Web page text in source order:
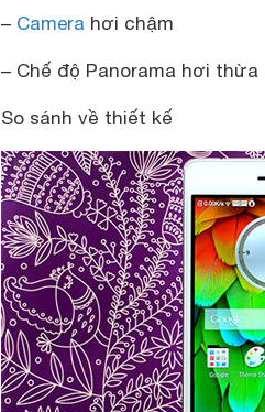
– Camera hơi chậm
– Chế độ Panorama hơi thừa
So sánh về thiết kế